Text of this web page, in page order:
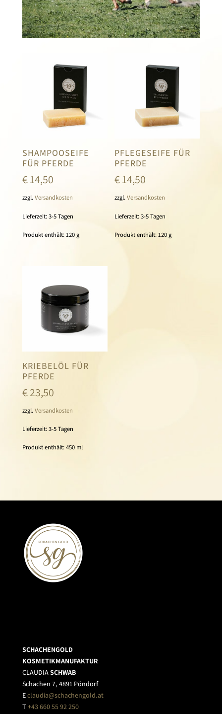
SHAMPOOSEIFE
FÜR PFERDE
€14,50
zzgl.Versandkosten
Lieferzeit:3-5 Tagen
Produkt enthält: 120g
PFLEGESEIFE FÜR
PFERDE
€14,50
zzgl.Versandkosten
Lieferzeit:3-5 Tagen
Produkt enthält: 120g
KRIEBELÖL FÜR
PFERDE
€23,50
zzgl.Versandkosten
Lieferzeit:3-5 Tagen
Produkt enthält: 450 ml
SCHACHENGOLD
KOSMETIKMANUFAKTUR
CLAUDIASCHWAB
Schachen 7, 4891 Pöndorf
Eclaudia@schachengold.at
T+43 660 55 92 250